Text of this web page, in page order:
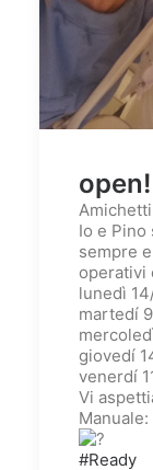
open!
Io e Pino
sempre
operativi
lunedì
martedí
giovedí
venerdí
Vi
#Ready